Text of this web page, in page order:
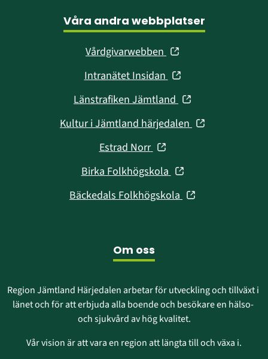
Våra andra webbplatser
Vårdgivarwebben (öppnas
nytt
fönster)
Intranätet Insidan (öppnas
nytt
fönster)
Länstrafiken Jämtland (öppnas
nytt
Kultur i Jämtland härjedalen (öppnas
Estrad Norr (öppnas
nytt
fönster)
Birka Folkhögskola (öppnas
nytt
Bäckedals Folkhögskola (öppnas
Om oss
Region Jämtland Härjedalen arbetar för utveckling och tillväxt i
länet och för att erbjuda alla boende och besökare en hälso-
och sjukvård av hög kvalitet.
Vår vision är att vara en region att längta till och växa i.